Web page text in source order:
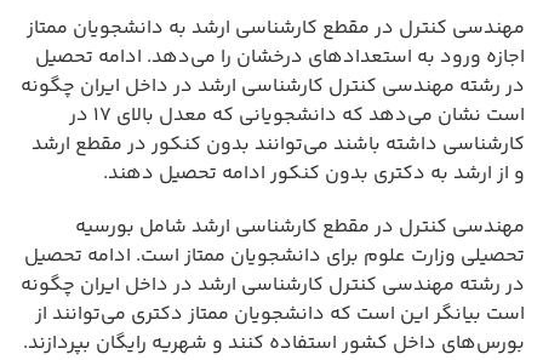
مهندسی کنترل در مقطع کارشناسی ارشد به دانشجویان ممتاز
اجازه ورود به استعدادهای درخشان را می‌دهد. ادامه تحصیل
در رشته مهندسی کنترل کارشناسی ارشد در داخل ایران چگونه
است نشان می‌دهد که دانشجویانی که معدل بالای ۱۷ در
کارشناسی داشته باشند می‌توانند بدون کنکور در مقطع ارشد
و از ارشد به دکتری بدون کنکور ادامه تحصیل دهند.
مهندسی کنترل در مقطع کارشناسی ارشد شامل بورسیه
تحصیلی وزارت علوم برای دانشجویان ممتاز است. ادامه تحصیل
در رشته مهندسی کنترل کارشناسی ارشد در داخل ایران چگونه
است بیانگر این است که دانشجویان ممتاز دکتری می‌توانند از
بورس‌های داخل کشور استفاده کنند و شهریه رایگان بپردازند.